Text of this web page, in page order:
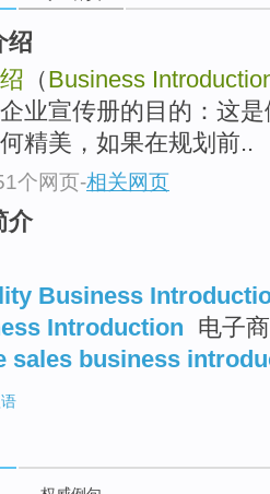
绍
（Business
业宣传册的目的：这
精美，如果在规划前..
个网页-相关网页
介
Business
Introduction 电子
sales business